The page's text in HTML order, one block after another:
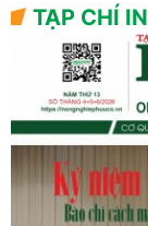
TẠP CHÍ IN